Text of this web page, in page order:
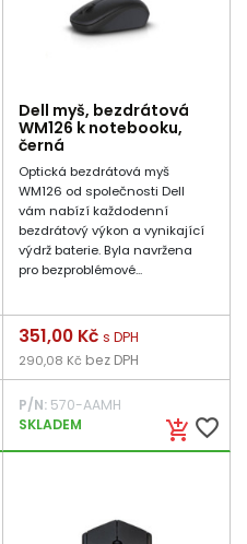
Dell myš, bezdrátová
WM126 k notebooku,
černá
Optická bezdrátová myš
WM126 od společnosti Dell
vám nabízí každodenní
bezdrátový výkon a vynikající
výdrž baterie. Byla navržena
pro bezproblémové...
add_shopping_cart favorite_border
Cena
351,00 Kč s DPH
290,08 Kč bez DPH
P/N:570-AAMH
SKLADEM